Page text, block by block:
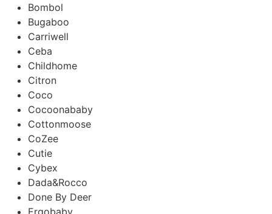
Bombol
Bugaboo
Carriwell
Ceba
Childhome
Citron
Coco
Cocoonababy
Cottonmoose
CoZee
Cutie
Cybex
Dada&Rocco
Done By Deer